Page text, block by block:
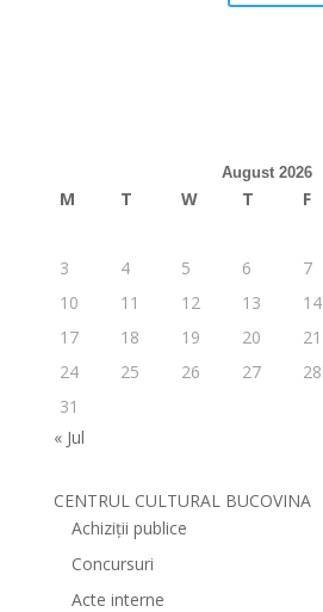
August 2026
M T W T F
3
4 5 6 7
10
11 12 13 14
17
18 19 20 21
24
25 26 27 28
31
« Jul
CENTRUL CULTURAL BUCOVINA
Achiziții publice
Concursuri
Acte interne